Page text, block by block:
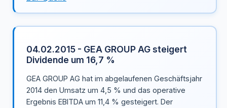
04.02.2015 - GEA GROUP AG steigert
Dividende um 16,7 %
GEA GROUP AG hat im abgelaufenen Geschäftsjahr
2014 den Umsatz um 4,5 % und das operative
Ergebnis EBITDA um 11,4 % gesteigert. Der